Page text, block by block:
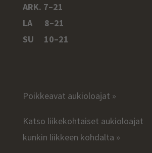
ARK. 7–21
LA 8–21
SU 10–21
Poikkeavat aukioloajat »
Katso liikekohtaiset aukioloajat
kunkin liikkeen kohdalta »